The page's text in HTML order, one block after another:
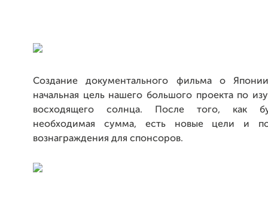
Создание документального фильма о
начальная цель нашего большого проекта по
восходящего солнца. После того, как
необходимая сумма, есть новые цели и
вознаграждения для спонсоров.